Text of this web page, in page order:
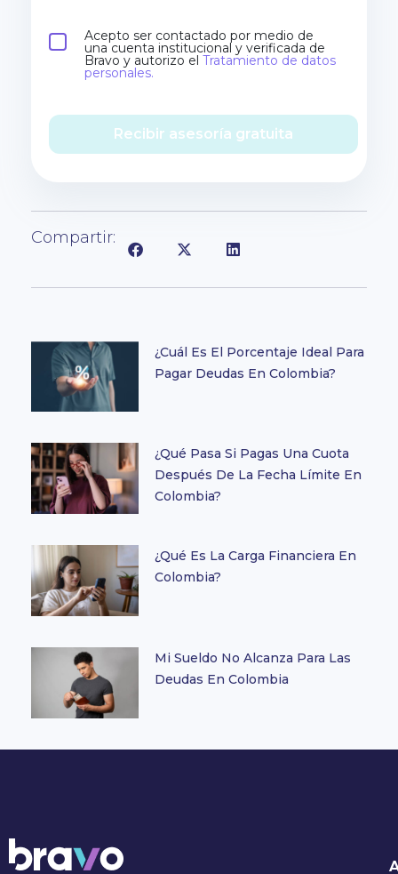
Acepto ser contactado por medio de
una cuenta institucional y verificada de
Bravo y autorizo el Tratamiento de datos
personales.
Recibir asesoría gratuita
Compartir:
¿Cuál Es El Porcentaje Ideal Para
Pagar Deudas En Colombia?
¿Qué Pasa Si Pagas Una Cuota
Después De La Fecha Límite En
Colombia?
¿Qué Es La Carga Financiera En
Colombia?
Mi Sueldo No Alcanza Para Las
Deudas En Colombia